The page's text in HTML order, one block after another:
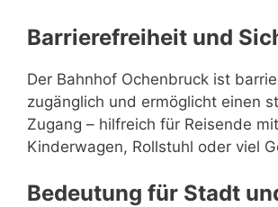
Barrierefreiheit und
Der Bahnhof Ochenbruck ist
zugänglich und ermöglicht einen
Zugang – hilfreich für Reisende mit
Kinderwagen, Rollstuhl oder viel
Bedeutung für Stadt